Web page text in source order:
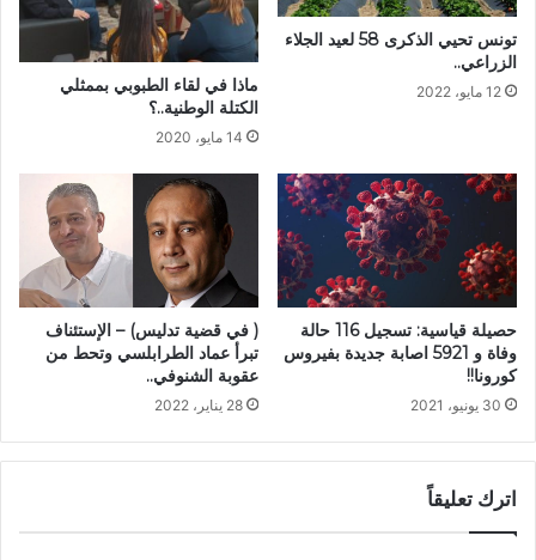
تونس تحيي الذكرى 58 لعيد الجلاء
الزراعي..
12 مايو، 2022
ماذا في لقاء الطبوبي بممثلي
الكتلة الوطنية..؟
14 مايو، 2020
حصيلة قياسية: تسجيل 116 حالة
وفاة و 5921 اصابة جديدة بفيروس
كورونا!!
30 يونيو، 2021
( في قضية تدليس) – الإستئناف
تبرأ عماد الطرابلسي وتحط من
عقوبة الشنوفي..
28 يناير، 2022
اترك تعليقاً